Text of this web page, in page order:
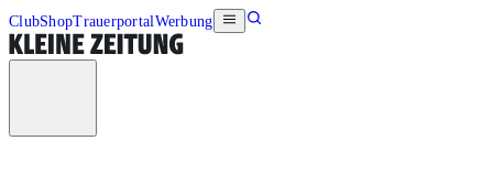
ClubShopTrauerportalWerbung